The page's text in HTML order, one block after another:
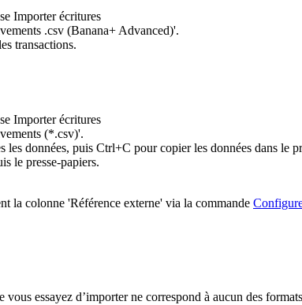
Importer écritures
.csv (Banana+ Advanced)'.
transactions.
Importer écritures
(*.csv)'.
données, puis Ctrl+C pour copier les données dans le
le presse-papiers.
la colonne 'Référence externe' via la commande
essayez d’importer ne correspond à aucun des